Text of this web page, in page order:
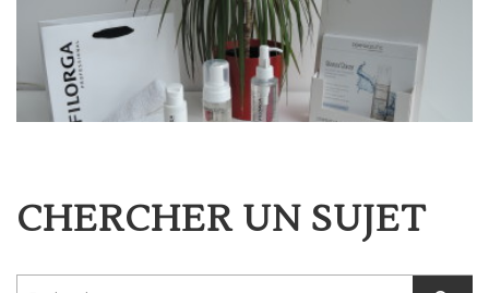
CHERCHER UN SUJET